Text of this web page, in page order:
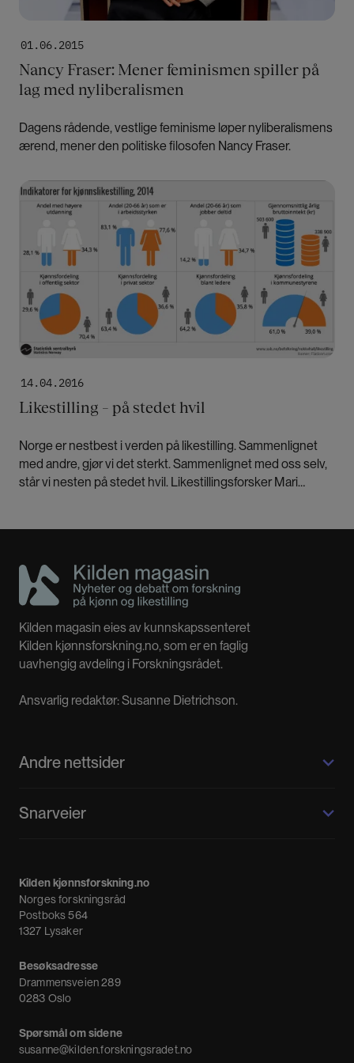
01.06.2015
Nancy Fraser: Mener feminismen spiller på
lag med nyliberalismen
Dagens rådende, vestlige feminisme løper nyliberalismens
ærend, mener den politiske filosofen Nancy Fraser.
14.04.2016
Likestilling – på stedet hvil
Norge er nestbest i verden på likestilling. Sammenlignet
med andre, gjør vi det sterkt. Sammenlignet med oss selv,
står vi nesten på stedet hvil. Likestillingsforsker Mari
Bilde
Kilden magasin eies av kunnskapssenteret
Kilden kjønnsforskning.no, som er en faglig
uavhengig avdeling i Forskningsrådet.
Ansvarlig redaktør: Susanne Dietrichson.
Andre nettsider
Kvinnehistorie.no
Snarveier
Nyheter
Nyhetsbrev
Kilden kjønnsforskning.no
Norges forskningsråd
Postboks 564
1327 Lysaker
Besøksadresse
Drammensveien 289
0283 Oslo
Spørsmål om sidene
susanne@kilden.forskningsradet.no